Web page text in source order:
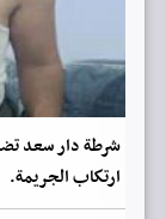
شرطة دار سعد
ارتكاب الجريمة.